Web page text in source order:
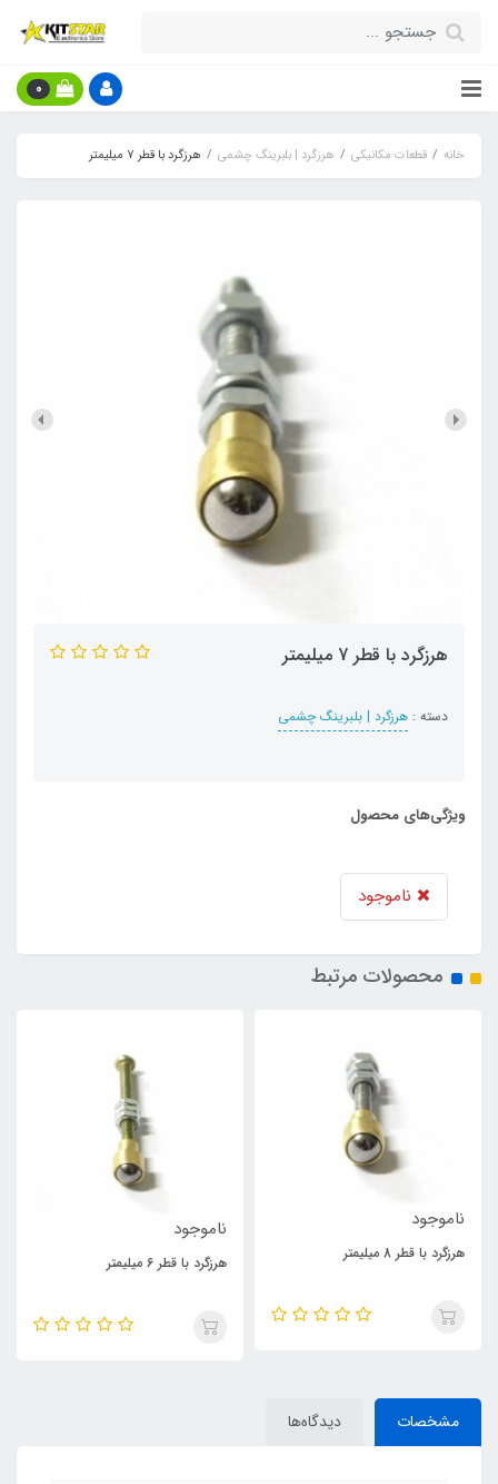
0
خانه قطعات مکانیکی هرزگرد | بلبرینگ چشمی هرزگرد با قطر 7 میلیمتر
هرزگرد با قطر 7 میلیمتر
دسته : هرزگرد | بلبرینگ چشمی
ویژگی‌های محصول
ناموجود
محصولات مرتبط
ناموجود
هرزگرد با قطر 8 میلیمتر
ناموجود
هرزگرد با قطر 6 میلیمتر
مشخصات دیدگاه‌ها